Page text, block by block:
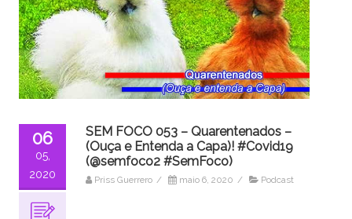
06
05,
2020
SEM FOCO 053 – Quarentenados –
(Ouça e Entenda a Capa)! #Covid19
(@semfoco2 #SemFoco)
Priss Guerrero / maio 6, 2020 / Podcast